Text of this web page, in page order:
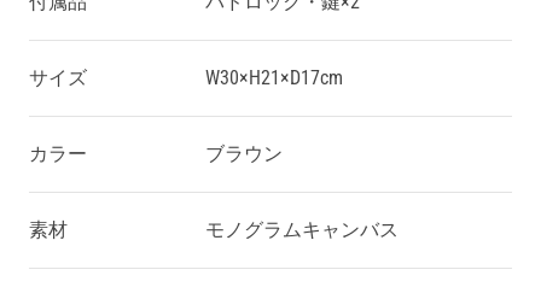
サイズ W30×H21×D17cm
カラー ブラウン
素材 モノグラムキャンバス